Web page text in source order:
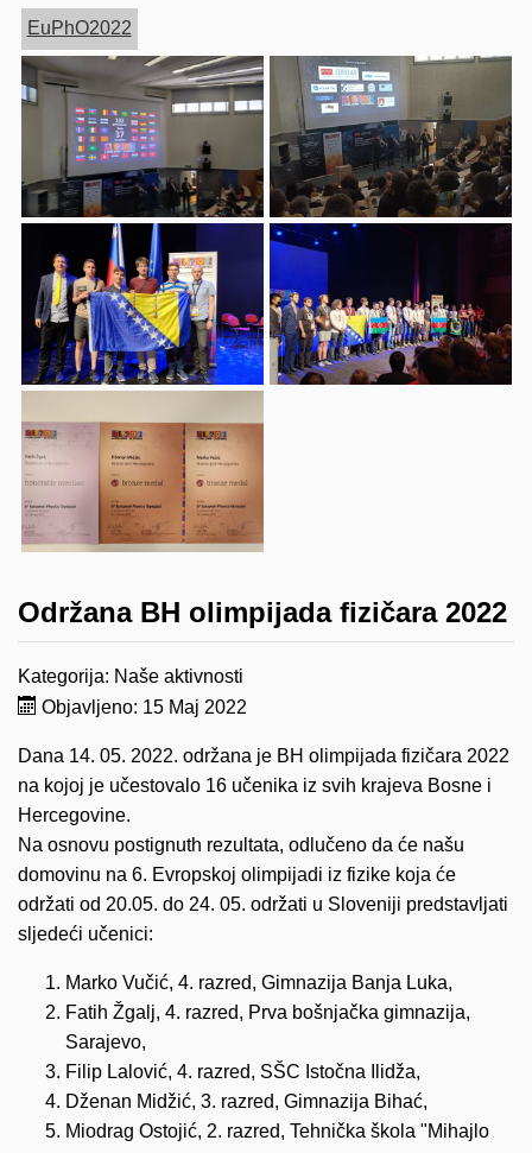
EuPhO2022
Održana BH olimpijada fizičara 2022
Kategorija: Naše aktivnosti
Objavljeno: 15 Maj 2022
Dana 14. 05. 2022. održana je BH olimpijada fizičara 2022
na kojoj je učestovalo 16 učenika iz svih krajeva Bosne i
Hercegovine.
Na osnovu postignuth rezultata, odlučeno da će našu
domovinu na 6. Evropskoj olimpijadi iz fizike koja će
održati od 20.05. do 24. 05. održati u Sloveniji predstavljati
sljedeći učenici:
Marko Vučić, 4. razred, Gimnazija Banja Luka,
Fatih Žgalj, 4. razred, Prva bošnjačka gimnazija,
Sarajevo,
Filip Lalović, 4. razred, SŠC Istočna Ilidža,
Dženan Midžić, 3. razred, Gimnazija Bihać,
Miodrag Ostojić, 2. razred, Tehnička škola "Mihajlo